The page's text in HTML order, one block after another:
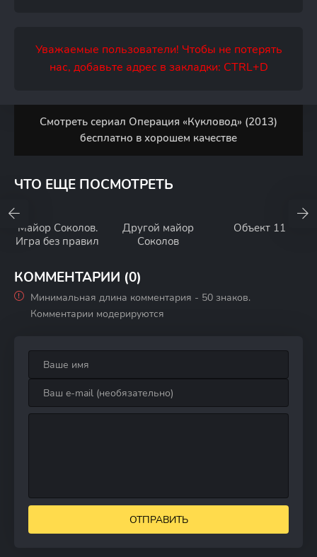
Уважаемые пользователи! Чтобы не потерять
нас, добавьте адрес в закладки: CTRL+D
Смотреть сериал Операция «Кукловод» (2013)
бесплатно в хорошем качестве
ЧТО ЕЩЕ ПОСМОТРЕТЬ
Майор Соколов.
Игра без правил
Другой майор
Соколов
Объект 11
КОММЕНТАРИИ (0)
Минимальная длина комментария - 50 знаков.
Комментарии модерируются
ОТПРАВИТЬ